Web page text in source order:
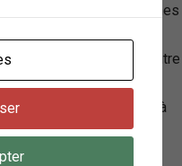
de services pour hommes
son accessibilité, ses
fidélité avantageux. Outre
invite ses clients à
offres exclusives grâce à
Les familles sont
espace kids dédié,